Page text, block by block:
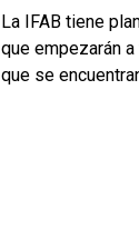
La IFAB tiene
que empezarán
que se